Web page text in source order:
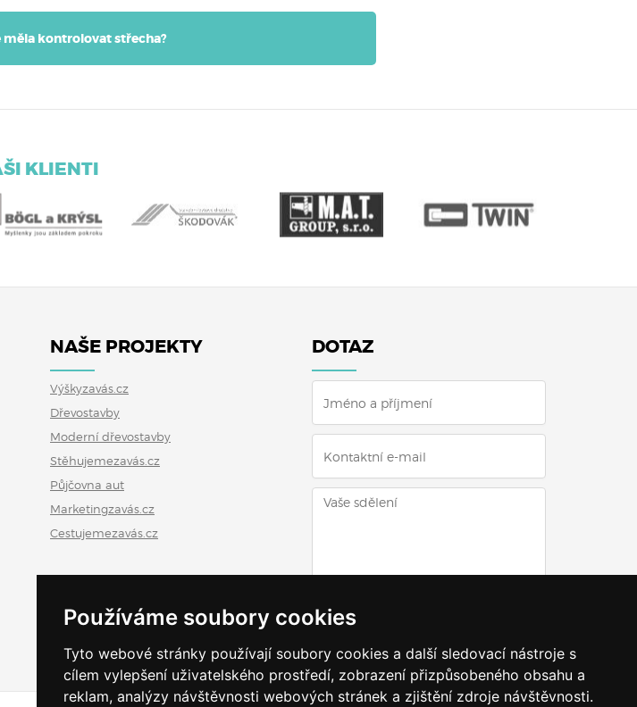
Používáme soubory cookies
Tyto webové stránky používají soubory cookies a další sledovací nástroje s
cílem vylepšení uživatelského prostředí, zobrazení přizpůsobeného obsahu a
reklam, analýzy návštěvnosti webových stránek a zjištění zdroje návštěvnosti.
měla kontrolovat střecha?
KLIENTI
NAŠE PROJEKTY
Výškyzavás.cz
Dřevostavby
Moderní dřevostavby
Stěhujemezavás.cz
Půjčovna aut
Marketingzavás.cz
Cestujemezavás.cz
DOTAZ